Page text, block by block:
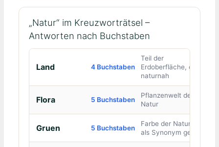
„Natur“ im Kreuzworträtsel –
Antworten nach Buchstaben
Land 4 Buchstaben
Teil der
Erdoberfläche, oft
naturnah
Flora 5 Buchstaben
Pflanzenwelt der
Natur
Gruen 5 Buchstaben
Farbe der Natur, oft
als Synonym genutzt